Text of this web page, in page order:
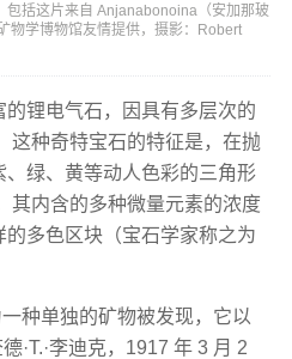
包括这片来自 Anjanabonoina（安加那玻
物学博物馆友情提供，摄影：Robert
锂电气石，因具有多层次的
这种奇特宝石的特征是，在抛
绿、黄等动人色彩的三角形
其内含的多种微量元素的浓度
多色区块（宝石学家称之为
种单独的矿物被发现，它以
·T.·李迪克，1917 年 3 月 2